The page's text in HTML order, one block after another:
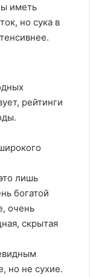
иметь
но сука в
рейтинги
лишь
богатой
очень
скрытая
но не сухие.